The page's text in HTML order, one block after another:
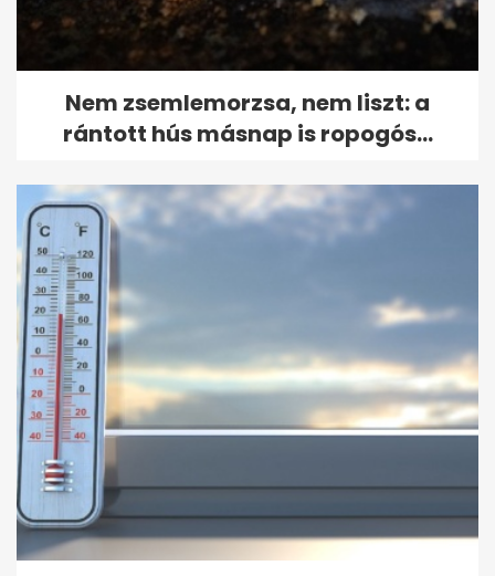
Nem zsemlemorzsa, nem liszt: a
rántott hús másnap is ropogós...